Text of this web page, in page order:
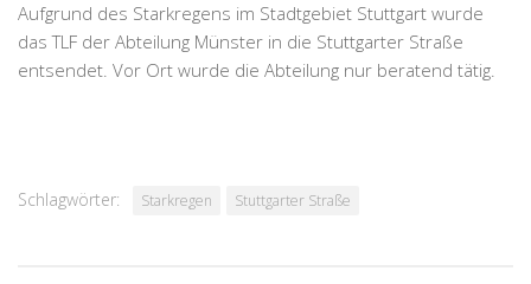
Aufgrund des Starkregens im Stadtgebiet Stuttgart wurde
das TLF der Abteilung Münster in die Stuttgarter Straße
entsendet. Vor Ort wurde die Abteilung nur beratend tätig.
Schlagwörter: Starkregen Stuttgarter Straße